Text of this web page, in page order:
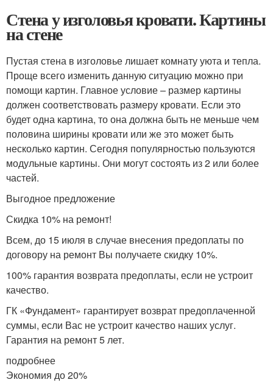
Стена у изголовья кровати. Картины
на стене
Пустая стена в изголовье лишает комнату уюта и тепла.
Проще всего изменить данную ситуацию можно при
помощи картин. Главное условие – размер картины
должен соответствовать размеру кровати. Если это
будет одна картина, то она должна быть не меньше чем
половина ширины кровати или же это может быть
несколько картин. Сегодня популярностью пользуются
модульные картины. Они могут состоять из 2 или более
частей.
Выгодное предложение
Скидка 10% на ремонт!
Всем, до 15 июля в случае внесения предоплаты по
договору на ремонт Вы получаете скидку 10%.
100% гарантия возврата предоплаты, если не устроит
качество.
ГК «Фундамент» гарантирует возврат предоплаченной
суммы, если Вас не устроит качество наших услуг.
Гарантия на ремонт 5 лет.
подробнее
Экономия до 20%